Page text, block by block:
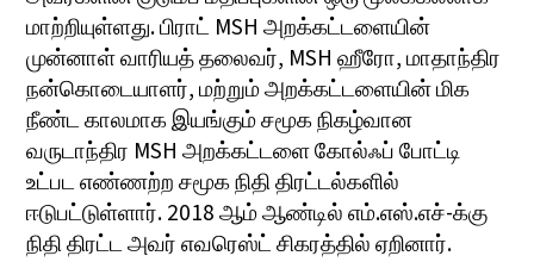
மாற்றியுள்ளது. பிராட் MSH அறக்கட்டளையின்
முன்னாள் வாரியத் தலைவர், MSH ஹீரோ, மாதாந்திர
நன்கொடையாளர், மற்றும் அறக்கட்டளையின் மிக
நீண்ட காலமாக இயங்கும் சமூக நிகழ்வான
வருடாந்திர MSH அறக்கட்டளை கோல்ஃப் போட்டி
உட்பட எண்ணற்ற சமூக நிதி திரட்டல்களில்
ஈடுபட்டுள்ளார். 2018 ஆம் ஆண்டில் எம்.எஸ்.எச்-க்கு
நிதி திரட்ட அவர் எவரெஸ்ட் சிகரத்தில் ஏறினார்.